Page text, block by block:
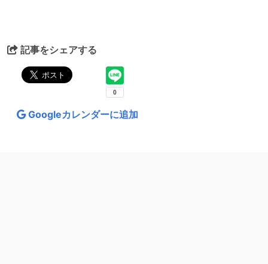
記事をシェアする
Googleカレンダーに追加